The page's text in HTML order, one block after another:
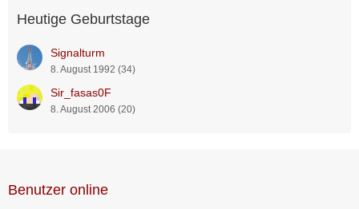
Heutige Geburtstage
Signalturm
8. August 1992 (34)
Sir_fasas0F
8. August 2006 (20)
Benutzer online